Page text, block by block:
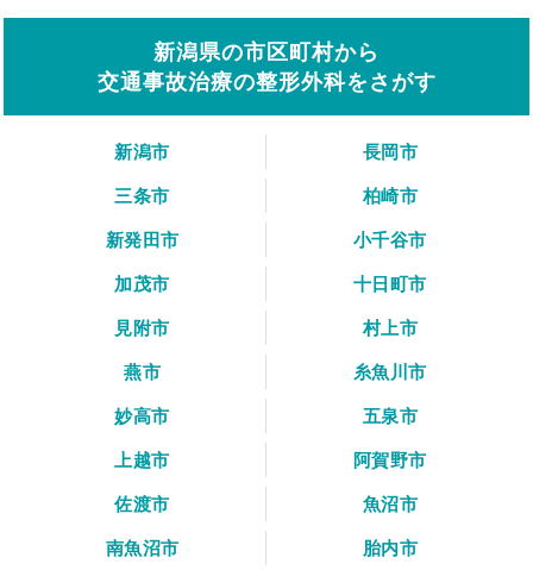
新潟県の市区町村から
交通事故治療の整形外科をさがす
新潟市
長岡市
三条市
柏崎市
新発田市
小千谷市
加茂市
十日町市
見附市
村上市
燕市
糸魚川市
妙高市
五泉市
上越市
阿賀野市
佐渡市
魚沼市
南魚沼市
胎内市